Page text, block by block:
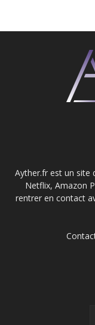
Ayther.fr est un site
Netflix, Amazon
rentrer en contact